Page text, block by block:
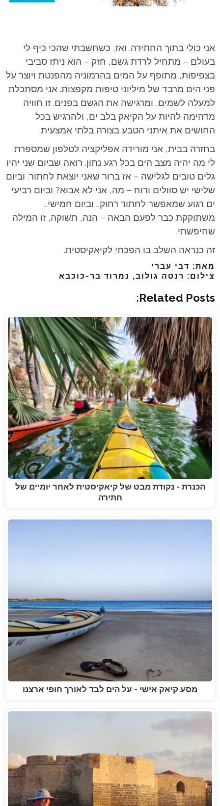
אני כולי בתוך החתירה. ואז, כשחשבתי שהכי כיף לי
בעולם – מתחיל לרדת גשם, חזק – הוא ניתז סביבי
בצפיפות, מתופף על המים בהרמוניה מהפנטת ויוצר על
פני הים מרבד של מיליוני טיפות מקפצות. אני מסתכלת
למעלה לשמים, ומרגישה את הגשם בפנים. זו חוויה
מדהימה להיות על הקיאק בלב ים, ולהרגיש בכל
החושים את איתני הטבע בצורה בלתי אמצעית.
בחזרה בבית, אני מורידה אפליקציה לטלפון שמספרת
לי מה יהיה מצב הים בכל רגע נתון. רואה שביום שני יהיו
גלים טובים לגלישה – אז ברור שאני יוצאת לחתור. וביום
שלישי יש סוולים ורוח – מה, אני לא אבוא? וביום רביעי
ים רגוע שמאפשר לחתור רחוק… וביום חמישי…
משתוקקת כבר לפעם הבאה – הנה, תשוקה, זו המילה
שחיפשתי.
זה כנראה השלב בו הפכתי לקיאקיסטית.
מאת: דבי עברי
צילום: רנטה גולוב, נמרוד בר-כוכבא
Related Posts:
הכנרת - נקודת מבט של קיאקיסטית לאחר יומיים של
חתירה
מסע קיאק אישי - על הים לבד לאורך חופי ארצנו